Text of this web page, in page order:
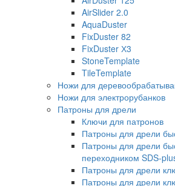
AirSlider 2.0
AquaDuster
FixDuster 82
FixDuster Х3
StoneTemplate
TileTemplate
Ножи для
Ножи для электрорубанков
Патроны для дрели
Ключи для патронов
Патроны для дрели
Патроны для дрели
переходником SDS-
Патроны для дрели
Патроны для дрели